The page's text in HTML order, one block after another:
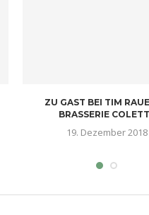
ZU GAST BEI TIM
BRASSERIE
19. Dezember 2018